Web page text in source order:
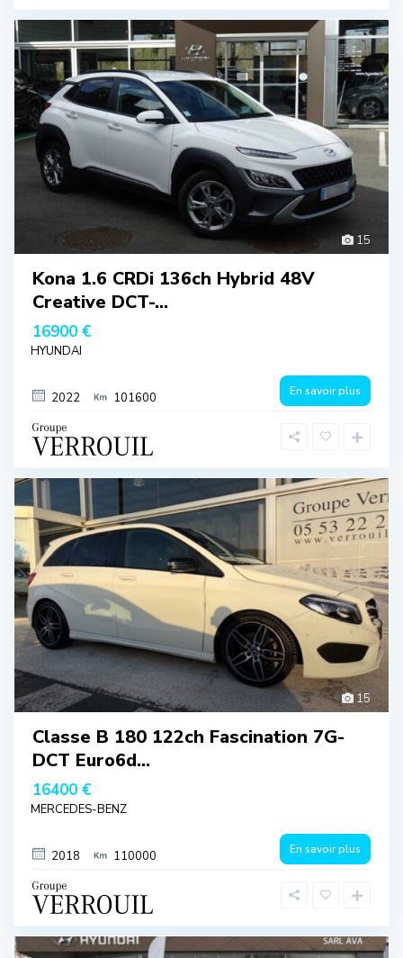
15
Kona 1.6 CRDi 136ch Hybrid 48V
Creative DCT-...
16900 €
HYUNDAI
2022 101600 En savoir plus
15
Classe B 180 122ch Fascination 7G-
DCT Euro6d...
16400 €
MERCEDES-BENZ
2018 110000 En savoir plus